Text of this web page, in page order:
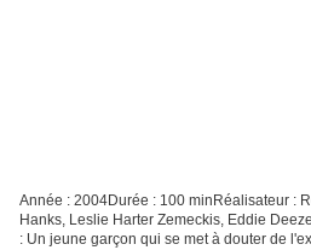
Année : 2004Durée : 100 minRéalisateur :
Hanks, Leslie Harter Zemeckis, Eddie
: Un jeune garçon qui se met à douter de